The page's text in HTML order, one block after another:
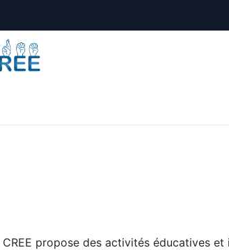
CREE propose des activités éducatives